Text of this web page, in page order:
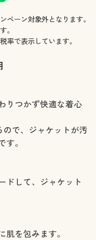
ーン対象外となります。
。
率で表示しています。
りつかず快適な着心
で、ジャケットが汚
。
ドして、ジャケット
を包みます。